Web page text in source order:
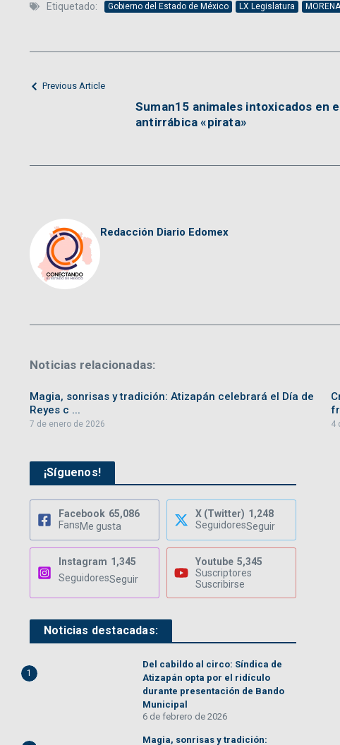
Etiquetado: Gobierno del Estado de México LX Legislatura MORENA
Previous Article
Suman15 animales intoxicados en
antirrábica «pirata»
Redacción Diario Edomex
Noticias relacionadas:
Magia, sonrisas y tradición: Atizapán celebrará el Día de
Reyes c ...
7 de enero de 2026 4
¡Síguenos!
Facebook 65,086
FansMe gusta
X (Twitter) 1,248
SeguidoresSeguir
Instagram 1,345
SeguidoresSeguir
Youtube 5,345
Suscriptores
Suscribirse
Noticias destacadas:
1
Del cabildo al circo: Síndica de
Atizapán opta por el ridículo
durante presentación de Bando
Municipal
6 de febrero de 2026
Magia, sonrisas y tradición: